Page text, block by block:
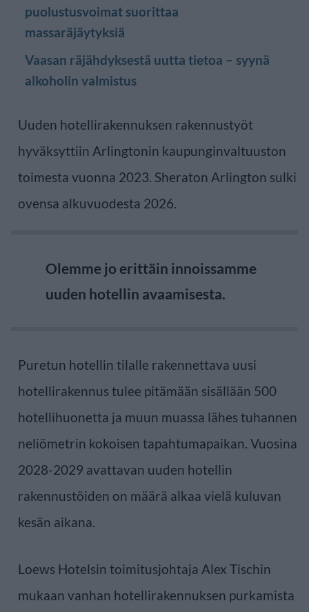
puolustusvoimat suorittaa
massaräjäytyksiä
Vaasan räjähdyksestä uutta tietoa – syynä
alkoholin valmistus
Uuden hotellirakennuksen rakennustyöt
hyväksyttiin Arlingtonin kaupunginvaltuuston
toimesta vuonna 2023. Sheraton Arlington sulki
ovensa alkuvuodesta 2026.
Olemme jo erittäin innoissamme
uuden hotellin avaamisesta.
Puretun hotellin tilalle rakennettava uusi
hotellirakennus tulee pitämään sisällään 500
hotellihuonetta ja muun muassa lähes tuhannen
neliömetrin kokoisen tapahtumapaikan. Vuosina
2028-2029 avattavan uuden hotellin
rakennustöiden on määrä alkaa vielä kuluvan
kesän aikana.
Loews Hotelsin toimitusjohtaja Alex Tischin
mukaan vanhan hotellirakennuksen purkamista